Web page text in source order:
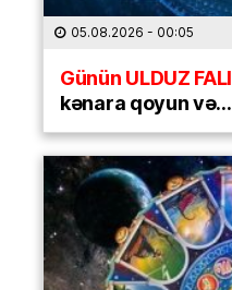
05.08.2026 - 00:05
Günün ULDUZ FALI
kənara qoyun və…